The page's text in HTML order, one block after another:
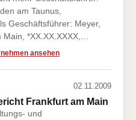
am Taunus,
Geschäftsführer: Meyer,
*XX.XX.XXXX,…
ansehen
02.11.2009
Frankfurt am Main
und